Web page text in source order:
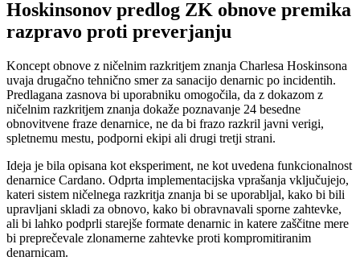
Hoskinsonov predlog ZK obnove premika
razpravo proti preverjanju
Koncept obnove z ničelnim razkritjem znanja Charlesa Hoskinsona
uvaja drugačno tehnično smer za sanacijo denarnic po incidentih.
Predlagana zasnova bi uporabniku omogočila, da z dokazom z
ničelnim razkritjem znanja dokaže poznavanje 24 besedne
obnovitvene fraze denarnice, ne da bi frazo razkril javni verigi,
spletnemu mestu, podporni ekipi ali drugi tretji strani.
Ideja je bila opisana kot eksperiment, ne kot uvedena funkcionalnost
denarnice Cardano. Odprta implementacijska vprašanja vključujejo,
kateri sistem ničelnega razkritja znanja bi se uporabljal, kako bi bili
upravljani skladi za obnovo, kako bi obravnavali sporne zahtevke,
ali bi lahko podprli starejše formate denarnic in katere zaščitne mere
bi preprečevale zlonamerne zahtevke proti kompromitiranim
denarnicam.